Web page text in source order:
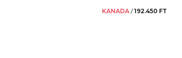
KANADA /192.450 FT